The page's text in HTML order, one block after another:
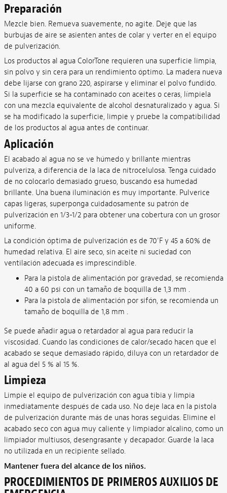
Preparación
Mezcle bien. Remueva suavemente, no agite. Deje que las
burbujas de aire se asienten antes de colar y verter en el equipo
de pulverización.
Los productos al agua ColorTone requieren una superficie limpia,
sin polvo y sin cera para un rendimiento óptimo. La madera nueva
debe lijarse con grano 220, aspirarse y eliminar el polvo fundido.
Si la superficie se ha contaminado con aceites o ceras, límpiela
con una mezcla equivalente de alcohol desnaturalizado y agua. Si
se ha modificado la superficie, limpie y pruebe la compatibilidad
de los productos al agua antes de continuar.
Aplicación
El acabado al agua no se ve húmedo y brillante mientras
pulveriza, a diferencia de la laca de nitrocelulosa. Tenga cuidado
de no colocarlo demasiado grueso, buscando esa humedad
brillante. Una buena iluminación es muy importante. Pulverice
capas ligeras, superponga cuidadosamente su patrón de
pulverización en 1/3-1/2 para obtener una cobertura con un grosor
uniforme.
La condición óptima de pulverización es de 70'F y 45 a 60% de
humedad relativa. El aire seco, sin aceite ni suciedad con
ventilación adecuada es imprescindible.
Para la pistola de alimentación por gravedad, se recomienda
40 a 60 psi con un tamaño de boquilla de 1,3 mm .
Para la pistola de alimentación por sifón, se recomienda un
tamaño de boquilla de 1,8 mm .
Se puede añadir agua o retardador al agua para reducir la
viscosidad. Cuando las condiciones de calor/secado hacen que el
acabado se seque demasiado rápido, diluya con un retardador de
al agua del 5 % al 15 %.
Limpieza
Limpie el equipo de pulverización con agua tibia y limpia
inmediatamente después de cada uso. No deje laca en la pistola
de pulverización durante más de unas horas seguidas. Elimine el
acabado seco con agua muy caliente y limpiador alcalino, como un
limpiador multiusos, desengrasante y decapador. Guarde la laca
no utilizada en un recipiente sellado.
Mantener fuera del alcance de los niños.
PROCEDIMIENTOS DE PRIMEROS AUXILIOS DE